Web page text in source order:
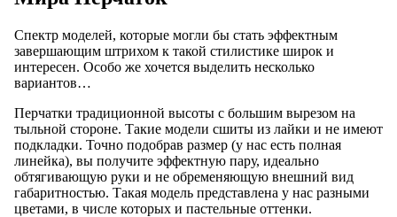
Спектр моделей, которые могли бы стать эффектным
завершающим штрихом к такой стилистике широк и
интересен. Особо же хочется выделить несколько
вариантов…
Перчатки традиционной высоты с большим вырезом на
тыльной стороне. Такие модели сшиты из лайки и не имеют
подкладки. Точно подобрав размер (у нас есть полная
линейка), вы получите эффектную пару, идеально
обтягивающую руки и не обременяющую внешний вид
габаритностью. Такая модель представлена у нас разными
цветами, в числе которых и пастельные оттенки.